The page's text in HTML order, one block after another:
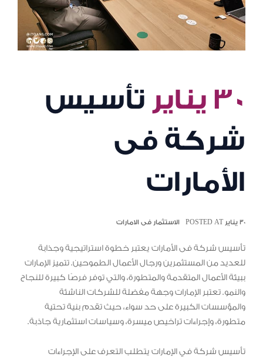
٣٠ يناير
تأسيس
شركة فى
الأمارات
٣٠ يناير POSTED AT الاستثمار فى الامارات
تأسيس شركة فى الأمارات يعتبر خطوة استراتيجية وجذابة
للعديد من المستثمرين ورجال الأعمال الطموحين. تتميز الإمارات
ببيئة الأعمال المتقدمة والمتطورة، والتي توفر فرصًا كبيرة للنجاح
والنمو. تعتبر الإمارات وجهة مفضلة للشركات الناشئة
والمؤسسات الكبيرة على حد سواء، حيث تقدم بنية تحتية
متطورة، وإجراءات تراخيص ميسرة، وسياسات استثمارية جاذبة.
تأسيس شركة في الإمارات يتطلب التعرف على الإجراءات